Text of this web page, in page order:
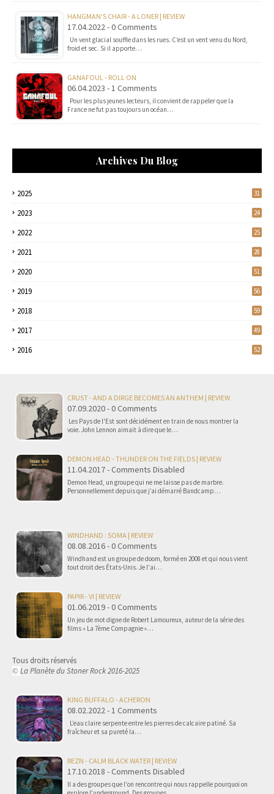
HANGMAN'S CHAIR - A LONER | REVIEW
17.04.2022 - 0 Comments
Un vent glacial souffle dans les rues. C’est un vent venu du Nord,
froid et sec. Si il apporte…
GANAFOUL - ROLL ON
06.04.2023 - 1 Comments
Pour les plus jeunes lecteurs, il convient de rappeler que la
France ne fut pas toujours un océan…
Archives Du Blog
2025 31
2023 24
2022 25
2021 28
2020 51
2019 56
2018 59
2017 49
2016 52
CRUST - AND A DIRGE BECOMES AN ANTHEM | REVIEW
07.09.2020 - 0 Comments
Les Pays de l'Est sont décidément en train de nous montrer la
voie. John Lennon aimait à dire que le…
DEMON HEAD - THUNDER ON THE FIELDS | REVIEW
11.04.2017 - Comments Disabled
Demon Head, un groupe qui ne me laisse pas de marbre.
Personnellement depuis que j’ai démarré Bandcamp…
WINDHAND : SOMA | REVIEW
08.08.2016 - 0 Comments
Windhand est un groupe de doom, formé en 2008 et qui nous vient
tout droit des États-Unis. Je l'ai…
PAPIR - VI | REVIEW
01.06.2019 - 0 Comments
Un jeu de mot digne de Robert Lamoureux, auteur de la série des
films « La 7ème Compagnie »…
Tous droits réservés
© La Planète du Stoner Rock 2016-2025
KING BUFFALO - ACHERON
08.02.2022 - 1 Comments
L’eau claire serpente entre les pierres de calcaire patiné. Sa
fraîcheur et sa pureté la…
REZN - CALM BLACK WATER | REVIEW
17.10.2018 - Comments Disabled
Il a des groupes que l'on rencontre qui nous rappelle pourquoi on